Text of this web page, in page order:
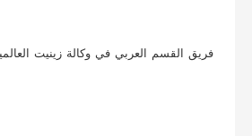
فريق القسم العربي في وكالة زينيت